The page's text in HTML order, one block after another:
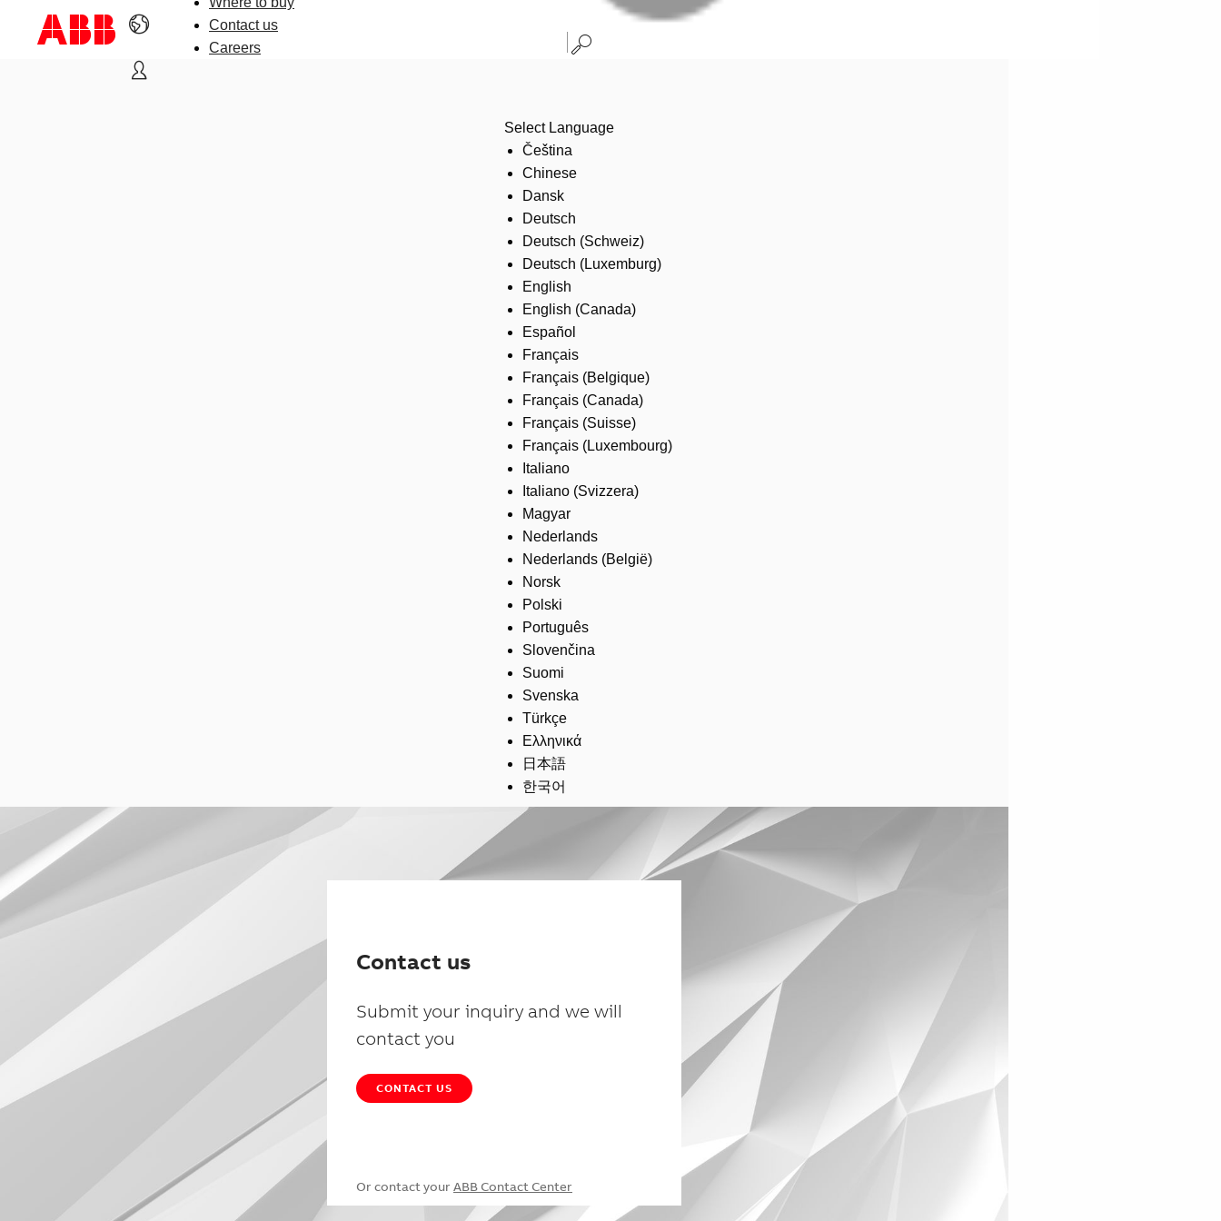
Contact us
Careers
Select Language
Čeština
Chinese
Dansk
Deutsch
Deutsch (Schweiz)
Deutsch (Luxemburg)
English
English (Canada)
Español
Français
Français (Belgique)
Français (Canada)
Français (Suisse)
Français (Luxembourg)
Italiano
Italiano (Svizzera)
Magyar
Nederlands
Nederlands (België)
Norsk
Polski
Português
Slovenčina
Suomi
Svenska
Türkçe
Ελληνικά
日本語
한국어
Contact us
Submit your inquiry and we will
contact you
CONTACT US
Or contact your ABB Contact Center